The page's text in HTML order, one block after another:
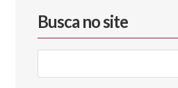
Busca no site